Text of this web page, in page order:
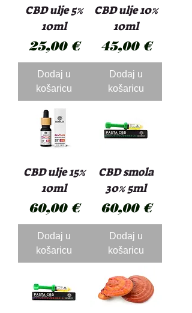
CBD ulje 5%
10ml
Cijena
25,00 €
Dodaj u
košaricu
CBD ulje 10%
10ml
Cijena
45,00 €
Dodaj u
košaricu
CBD ulje 15%
10ml
Cijena
60,00 €
Dodaj u
košaricu
CBD smola
30% 5ml
Cijena
60,00 €
Dodaj u
košaricu